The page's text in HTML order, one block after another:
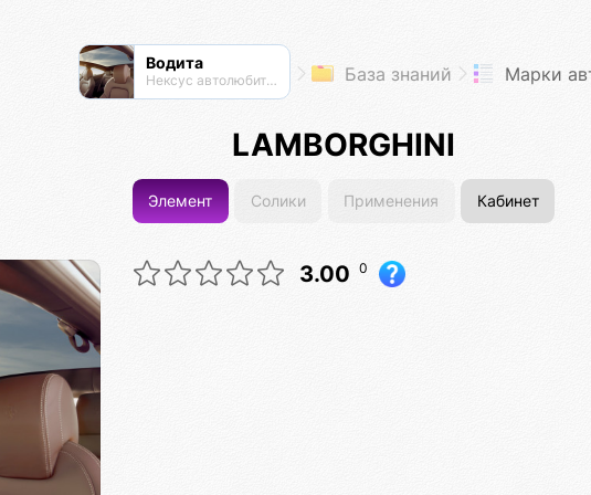
Водита
Нексус автолюбителей База знаний Марки
LAMBORGHINI
Элемент Солики Применения Кабинет
3.00 0